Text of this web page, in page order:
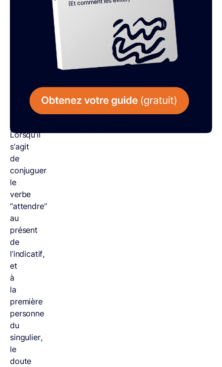
questionnements
Lorsqu’il
s’agit
de
conjuguer
le
verbe
“attendre”
au
présent
de
l’indicatif,
et
à
la
première
personne
du
singulier,
le
doute